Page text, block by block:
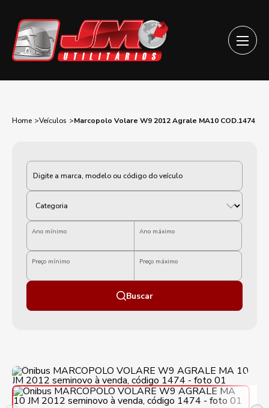
Home Veículos Marcopolo Volare W9 2012 Agrale MA10 COD.1474
Categoria
Ano mínimo Ano máximo
Preço mínimo Preço máximo
Buscar